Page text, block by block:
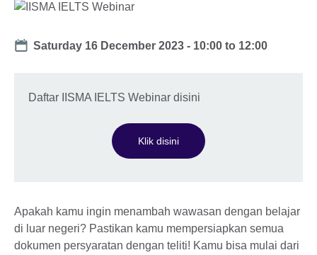
Date
Saturday 16 December 2023 - 10:00 to 12:00
Daftar IISMA IELTS Webinar disini
Klik disini
Apakah kamu ingin menambah wawasan dengan belajar
di luar negeri? Pastikan kamu mempersiapkan semua
dokumen persyaratan dengan teliti! Kamu bisa mulai dari